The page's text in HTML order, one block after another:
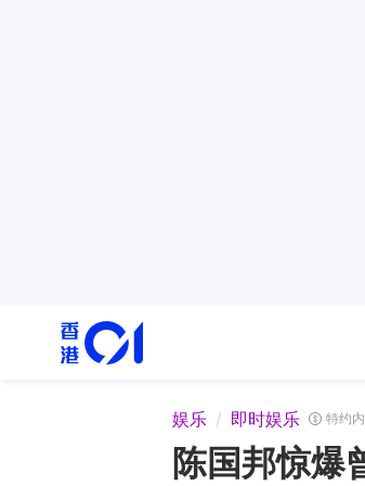
娱乐 即时娱乐 特约
陈国邦惊爆